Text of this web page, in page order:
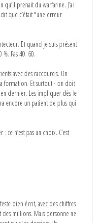
prenait du warfarine. J’ai
que c’était "une erreur
Et quand je suis présent
Pas 40. 60.
avec des raccourcis. On
formation. Et surtout - on doit
dernier. Les impliquer dès le
encore un patient de plus qui
ce n’est pas un choix. C’est
bien écrit, avec des chiffres
millions. Mais personne ne